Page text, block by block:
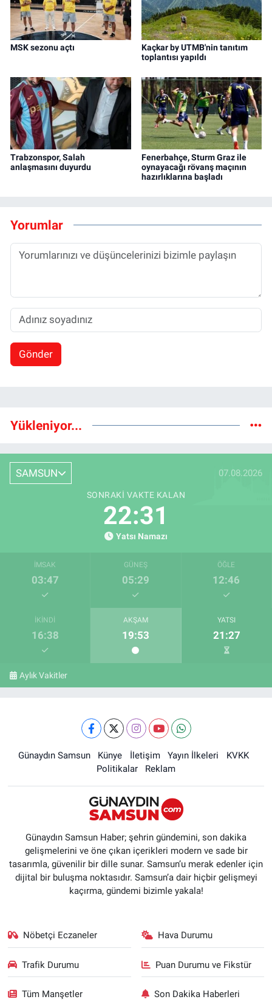
MSK sezonu açtı
Kaçkar by UTMB'nin tanıtım
toplantısı yapıldı
Trabzonspor, Salah
anlaşmasını duyurdu
Fenerbahçe, Sturm Graz ile
oynayacağı rövanş maçının
hazırlıklarına başladı
Yorumlar
Gönder
Yükleniyor...
SAMSUN 07.08.2026
SONRAKI VAKTE KALAN
22:30
Yatsı Namazı
İMSAK
03:47
GÜNEŞ
05:29
ÖĞLE
12:46
İKINDI
16:38
AKŞAM
19:53
YATSI
21:27
Aylık Vakitler
Günaydın Samsun Künye İletişim Yayın İlkeleri
KVKK
Politikalar
Reklam
Günaydın Samsun Haber; şehrin gündemini, son dakika
gelişmelerini ve öne çıkan içerikleri modern ve sade bir
tasarımla, güvenilir bir dille sunar. Samsun’u merak edenler için
dijital bir buluşma noktasıdır. Samsun’a dair hiçbir gelişmeyi
kaçırma, gündemi bizimle yakala!
Nöbetçi Eczaneler Hava Durumu
Trafik Durumu Puan Durumu ve Fikstür
Tüm Manşetler Son Dakika Haberleri